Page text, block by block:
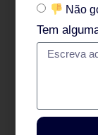
Não
Tem